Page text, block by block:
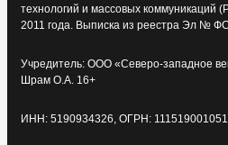
технологий и массовых коммуникаций
2011 года. Выписка из реестра Эл №
Учредитель: ООО «Северо-западное
Шрам О.А. 16+
ИНН: 5190934326, ОГРН: